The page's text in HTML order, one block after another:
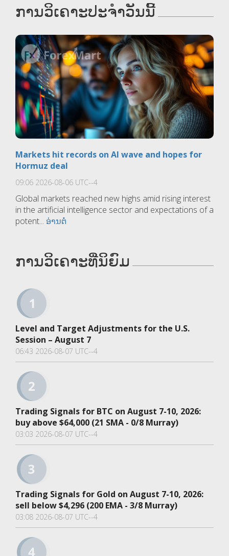
ການວິເຄາະປະຈຳວັນນີ້
Markets hit records on AI wave and hopes for
Hormuz deal
09:06 2026-08-06 UTC--4
Global markets reached new highs amid rising interest
in the artificial intelligence sector and expectations of a
potent... ອ່ານຕໍ່
ການວິເຄາະທີ່ນິຍົມ
Level and Target Adjustments for the U.S.
Session – August 7
06:43 2026-08-07 UTC--4
Trading Signals for BTC on August 7-10, 2026:
buy above $64,000 (21 SMA - 0/8 Murray)
03:03 2026-08-07 UTC--4
Trading Signals for Gold on August 7-10, 2026:
sell below $4,296 (200 EMA - 3/8 Murray)
03:08 2026-08-07 UTC--4